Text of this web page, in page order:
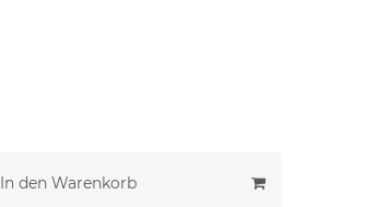
In den Warenkorb